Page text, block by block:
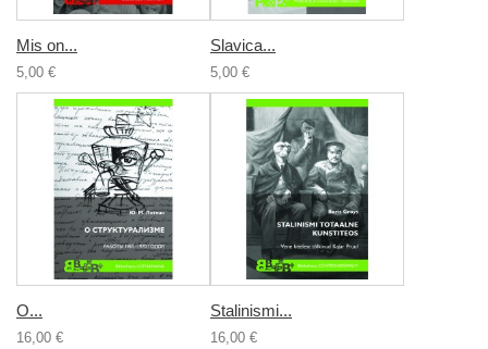
Mis on...
5,00 €
Slavica...
5,00 €
О...
16,00 €
Stalinismi...
16,00 €